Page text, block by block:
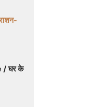
/ घर के